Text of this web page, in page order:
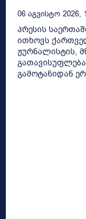
06 Აგვისტო 2026,
პრესის
ითხოვს
ჟურნალისტის,
გამოტანიდან